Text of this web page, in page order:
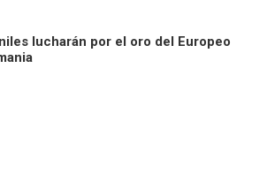
lucharán por el oro del Europeo